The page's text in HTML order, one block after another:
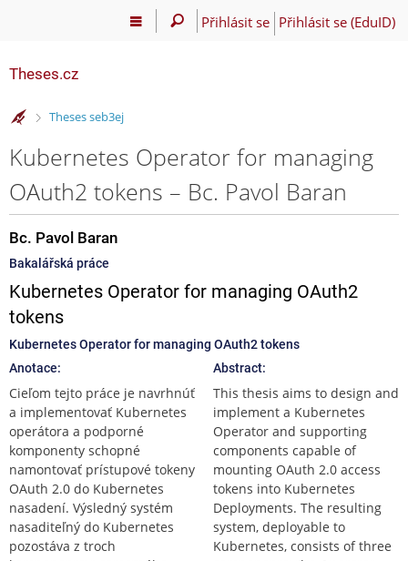
Přihlásit se Přihlásit se (EduID)
Theses.cz
>
Theses seb3ej
Kubernetes Operator for managing
OAuth2 tokens – Bc. Pavol Baran
Bc. Pavol Baran
Bakalářská práce
Kubernetes Operator for managing OAuth2
tokens
Kubernetes Operator for managing OAuth2 tokens
Anotace:
Cieľom tejto práce je navrhnúť
a implementovať Kubernetes
operátora a podporné
komponenty schopné
namontovať prístupové tokeny
OAuth 2.0 do Kubernetes
nasadení. Výsledný systém
nasaditeľný do Kubernetes
pozostáva z troch
Abstract:
This thesis aims to design and
implement a Kubernetes
Operator and supporting
components capable of
mounting OAuth 2.0 access
tokens into Kubernetes
Deployments. The resulting
system, deployable to
Kubernetes, consists of three